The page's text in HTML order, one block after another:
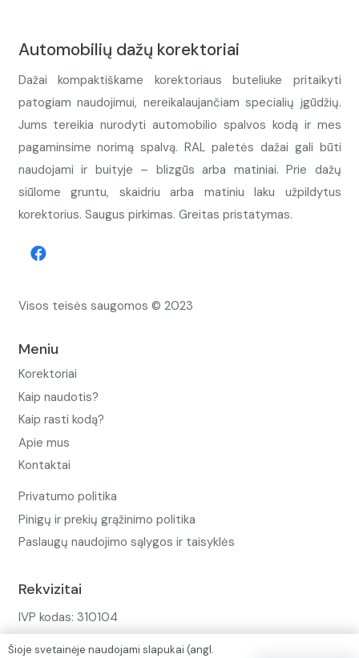
Automobilių dažų korektoriai
Dažai kompaktiškame korektoriaus buteliuke pritaikyti
patogiam naudojimui, nereikalaujančiam specialių įgūdžių.
Jums tereikia nurodyti automobilio spalvos kodą ir mes
pagaminsime norimą spalvą. RAL paletės dažai gali būti
naudojami ir buityje – blizgūs arba matiniai. Prie dažų
siūlome gruntu, skaidriu arba matiniu laku užpildytus
korektorius. Saugus pirkimas. Greitas pristatymas.
Visos teisės saugomos © 2023
Meniu
Korektoriai
Kaip naudotis?
Kaip rasti kodą?
Apie mus
Kontaktai
Privatumo politika
Pinigų ir prekių grąžinimo politika
Paslaugų naudojimo sąlygos ir taisyklės
Rekvizitai
IVP kodas: 310104
Šioje svetainėje naudojami slapukai (angl.